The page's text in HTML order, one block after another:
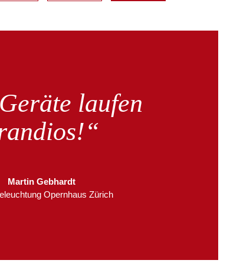
laufen
Martin Gebhardt
Opernhaus Zürich